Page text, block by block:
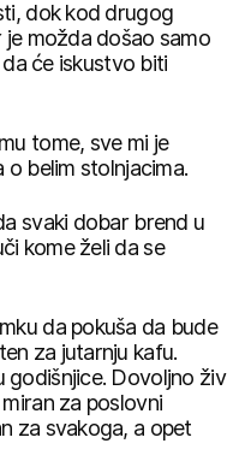
dok kod drugog
možda došao samo
će iskustvo biti
tome, sve mi je
o belim stolnjacima.
svaki dobar brend u
kome želi da se
da pokuša da bude
za jutarnju kafu.
godišnjice. Dovoljno živ
za poslovni
za svakoga, a opet